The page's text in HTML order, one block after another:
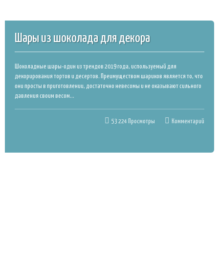
Ванильное эскимо — пирожное
на палочке
Время приготовления: 85 мин
Шары из шоколада для декора
Шоколадные шары-один из трендов 2019 года, используемый для
декорирования тортов и десертов. Преимуществом шариков является то, что
они просты в приготовлении, достаточно невесомы и не оказывают сильного
давления своим весом...
Комментарий
53 224 Просмотры